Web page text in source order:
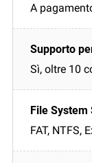
A
Sì, oltre 10
FAT, NTFS,